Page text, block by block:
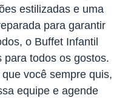
estilizadas e uma
para garantir
o Buffet Infantil
para todos os gostos.
você sempre quis,
equipe e agende